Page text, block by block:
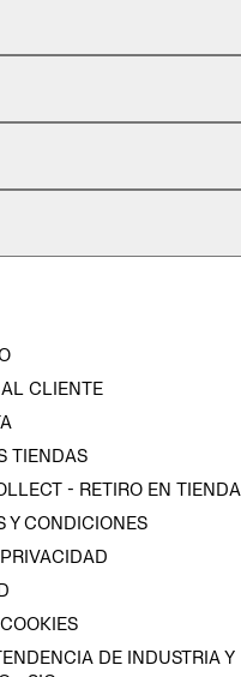
CLIENTE
TIENDAS
- RETIRO EN TIENDA
Y CONDICIONES
DE INDUSTRIA Y